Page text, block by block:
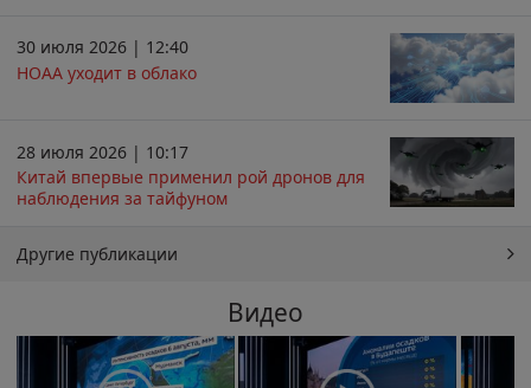
30 июля 2026 | 12:40
НОАА уходит в облако
28 июля 2026 | 10:17
Китай впервые применил рой дронов для
наблюдения за тайфуном
Другие публикации
Видео